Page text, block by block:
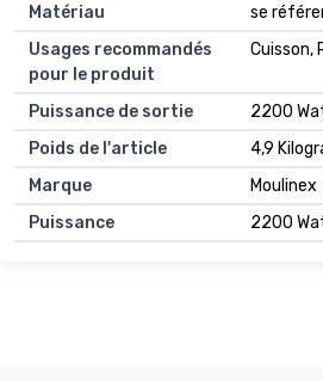
Matériau
se
Usages recommandés
pour le produit
Cuisson,
Puissance de sortie
2200
Poids de l'article
4,9
Marque
Moulinex
Puissance
2200